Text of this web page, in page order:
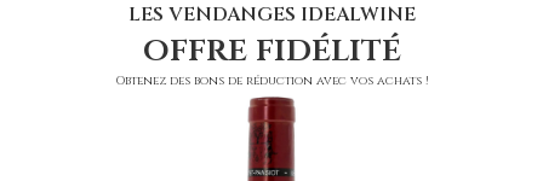
LES VENDANGES IDEALWINE
offre fidélité
Obtenez des bons de réduction avec vos achats !